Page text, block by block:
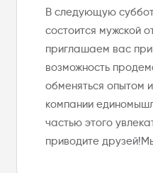
В следующую
состоится мужской
приглашаем вас
возможность
обменяться опытом
компании
частью этого
приводите